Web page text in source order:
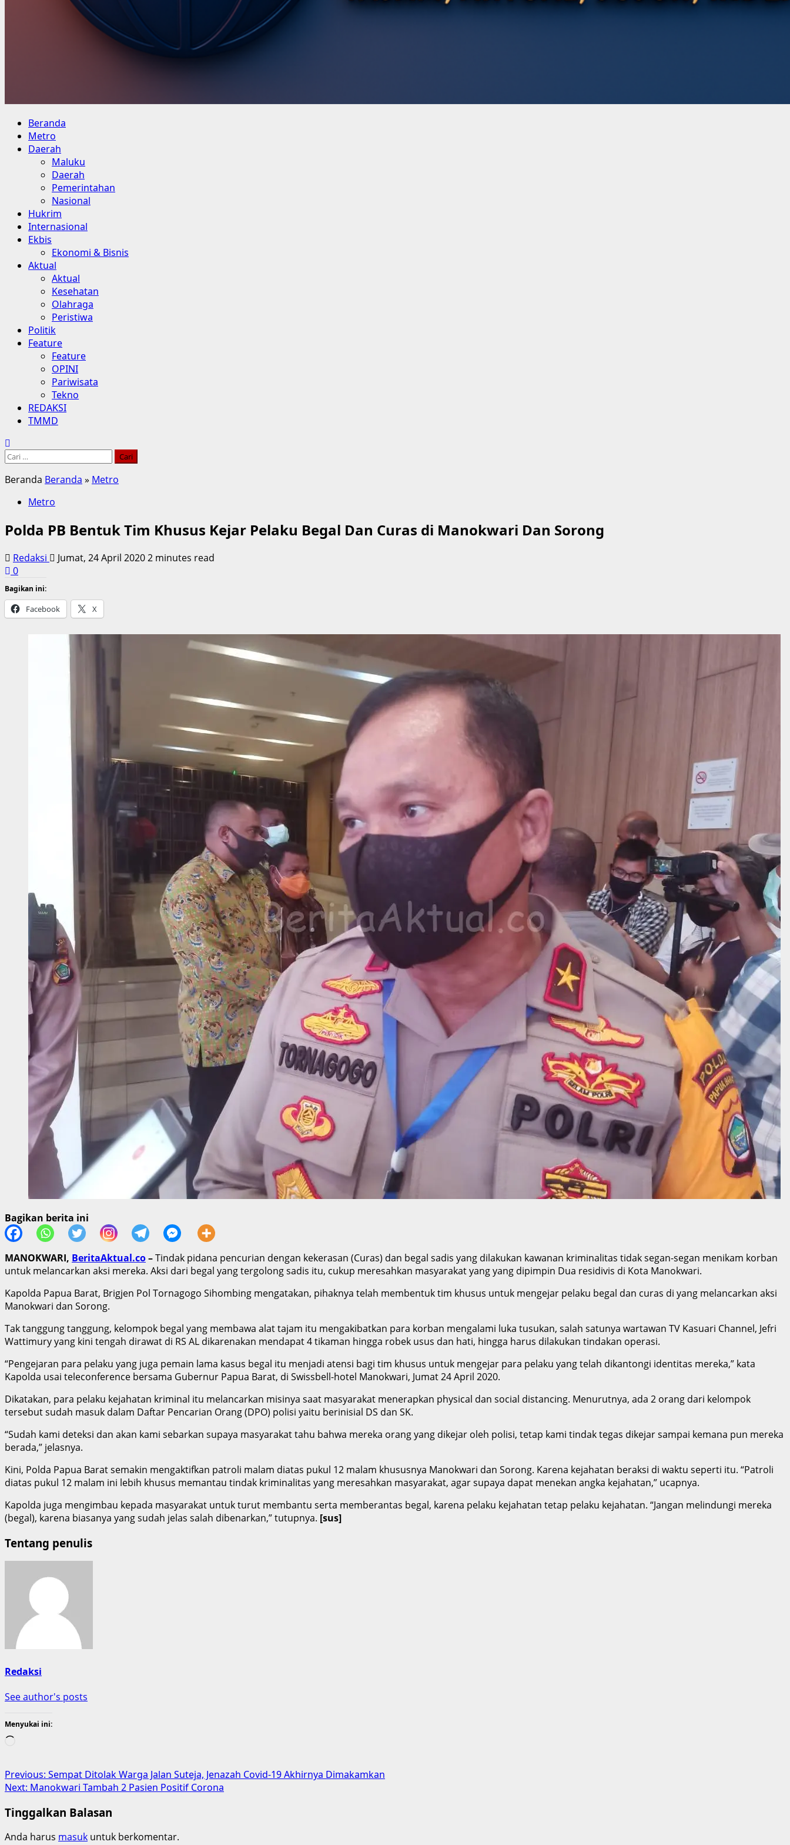
Primary
Menu
Beranda
Metro
Daerah
Maluku
Daerah
Pemerintahan
Nasional
Hukrim
Internasional
Ekbis
Ekonomi & Bisnis
Aktual
Aktual
Kesehatan
Olahraga
Peristiwa
Politik
Feature
Feature
OPINI
Pariwisata
Tekno
REDAKSI
TMMD
Cari
Beranda Beranda » Metro
Metro
Polda PB Bentuk Tim Khusus Kejar Pelaku Begal Dan Curas di Manokwari Dan Sorong
Redaksi Jumat, 24 April 20202 minutes read
0
Bagikan ini:
Facebook X
Bagikan berita ini
MANOKWARI, BeritaAktual.co–Tindak pidana pencurian dengan kekerasan (Curas) dan begal sadis yang dilakukan kawanan kriminalitas tidak segan-segan menikam korban
untuk melancarkan aksi mereka. Aksi dari begal yang tergolong sadis itu, cukup meresahkan masyarakat yang yang dipimpin Dua residivis di Kota Manokwari.
Kapolda Papua Barat, Brigjen Pol Tornagogo Sihombing mengatakan, pihaknya telah membentuk tim khusus untuk mengejar pelaku begal dan curas di yang melancarkan aksi
Manokwari dan Sorong.
Tak tanggung tanggung, kelompok begal yang membawa alat tajam itu mengakibatkan para korban mengalami luka tusukan, salah satunya wartawan TV Kasuari Channel, Jefri
Wattimury yang kini tengah dirawat di RS AL dikarenakan mendapat 4 tikaman hingga robek usus dan hati, hingga harus dilakukan tindakan operasi.
“Pengejaran para pelaku yang juga pemain lama kasus begal itu menjadi atensi bagi tim khusus untuk mengejar para pelaku yang telah dikantongi identitas mereka,” kata
Kapolda usai teleconference bersama Gubernur Papua Barat, di Swissbell-hotel Manokwari, Jumat 24 April 2020.
Dikatakan, para pelaku kejahatan kriminal itu melancarkan misinya saat masyarakat menerapkan physical dan social distancing. Menurutnya, ada 2 orang dari kelompok
tersebut sudah masuk dalam Daftar Pencarian Orang (DPO) polisi yaitu berinisial DS dan SK.
“Sudah kami deteksi dan akan kami sebarkan supaya masyarakat tahu bahwa mereka orang yang dikejar oleh polisi, tetap kami tindak tegas dikejar sampai kemana pun mereka
berada,” jelasnya.
Kini, Polda Papua Barat semakin mengaktifkan patroli malam diatas pukul 12 malam khususnya Manokwari dan Sorong. Karena kejahatan beraksi di waktu seperti itu. “Patroli
diatas pukul 12 malam ini lebih khusus memantau tindak kriminalitas yang meresahkan masyarakat, agar supaya dapat menekan angka kejahatan,” ucapnya.
Kapolda juga mengimbau kepada masyarakat untuk turut membantu serta memberantas begal, karena pelaku kejahatan tetap pelaku kejahatan. “Jangan melindungi mereka
(begal), karena biasanya yang sudah jelas salah dibenarkan,” tutupnya. [sus]
Tentang penulis
Redaksi
See author's posts
Menyukai ini:
Post
navigation
Previous: Sempat Ditolak Warga Jalan Suteja, Jenazah Covid-19 Akhirnya Dimakamkan
Next: Manokwari Tambah 2 Pasien Positif Corona
Tinggalkan Balasan
Anda harus masuk untuk berkomentar.